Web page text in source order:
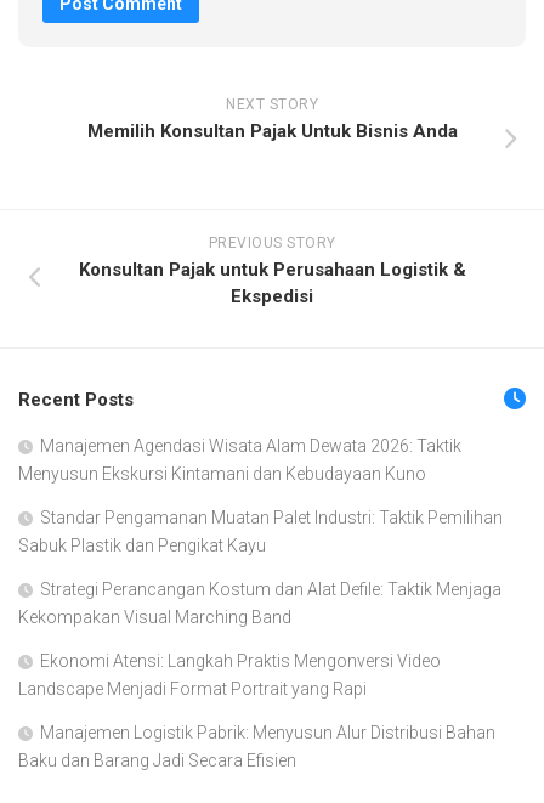
NEXT STORY
Memilih Konsultan Pajak Untuk Bisnis Anda
PREVIOUS STORY
Konsultan Pajak untuk Perusahaan Logistik &
Ekspedisi
Recent Posts
Manajemen Agendasi Wisata Alam Dewata 2026: Taktik
Menyusun Ekskursi Kintamani dan Kebudayaan Kuno
Standar Pengamanan Muatan Palet Industri: Taktik Pemilihan
Sabuk Plastik dan Pengikat Kayu
Strategi Perancangan Kostum dan Alat Defile: Taktik Menjaga
Kekompakan Visual Marching Band
Ekonomi Atensi: Langkah Praktis Mengonversi Video
Landscape Menjadi Format Portrait yang Rapi
Manajemen Logistik Pabrik: Menyusun Alur Distribusi Bahan
Baku dan Barang Jadi Secara Efisien